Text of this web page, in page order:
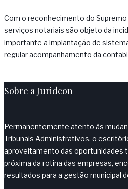
Com o reconhecimento do Supremo
serviços notariais são objeto da
importante a implantação de
regular acompanhamento da
Sobre a Juridcon
Permanentemente atento às
Tribunais Administrativos, o
aproveitamento das oportunidades
próxima da rotina das empresas,
resultados para a gestão municipal